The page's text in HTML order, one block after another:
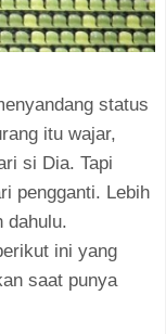
status
itu wajar,
si Dia. Tapi
pengganti. Lebih
dahulu.
ini yang
saat punya